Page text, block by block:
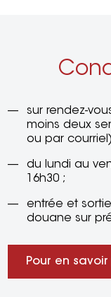
sur rendez-
moins deux
ou par
du lundi au
16h30 ;
entrée et
douane sur
Pour en savoir